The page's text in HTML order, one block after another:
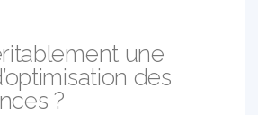
une
des
?